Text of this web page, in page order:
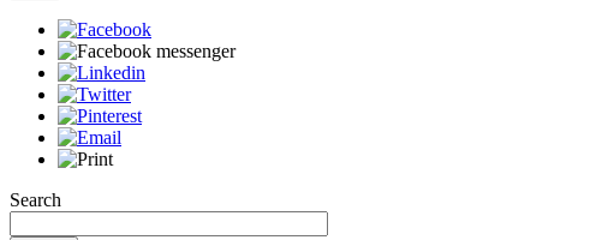
Search